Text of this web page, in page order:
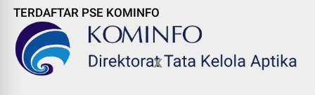
TERDAFTAR PSE KOMINFO